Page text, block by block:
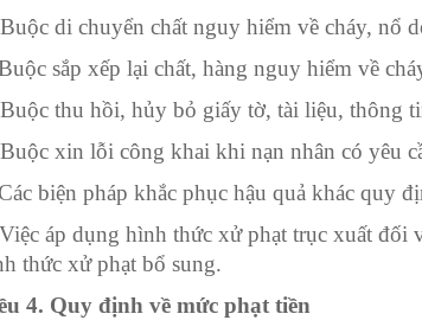
Buộc di chuyển chất nguy hiểm về cháy, nổ
sắp xếp lại chất, hàng nguy hiểm về
Buộc thu hồi, hủy bỏ giấy tờ, tài liệu, thông
xin lỗi công khai khi nạn nhân có yêu
biện pháp khắc phục hậu quả khác quy
Việc áp dụng hình thức xử phạt trục xuất đối
thức xử phạt bổ sung.
4. Quy định về mức phạt tiền